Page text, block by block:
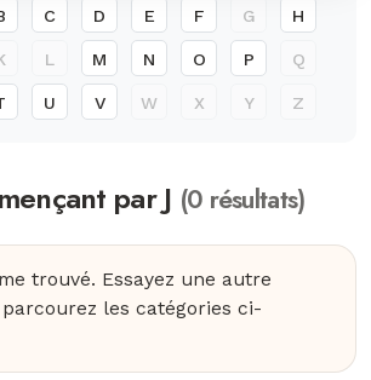
C D E F G H
L M N O P Q
U V W X Y Z
par J (0 résultats)
trouvé. Essayez une autre
les catégories ci-